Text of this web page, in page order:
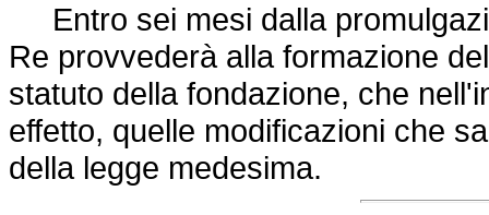
Entro sei mesi dalla
Re provvederà alla formazione
statuto della fondazione, che
effetto, quelle modificazioni che
della legge medesima.